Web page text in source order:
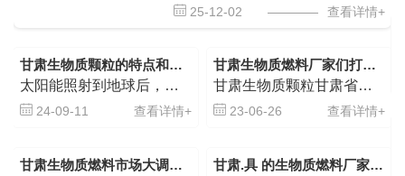
燃料这种能源的用户一般看中的都是
颗粒，杂木颗粒，松木颗粒，樟子松
颗粒，以及花生壳压块，这么多种类
的生物质燃料，该如何选择呢？下面
25-12-02 ———— 查看详情+
甘肃生物质颗粒的特点和优点介绍
太阳能照射到地球后，一部分转化为热能，一部分被植物吸收，转化为生物质能;由于转化为热能的太阳能能量密度很低，不容易收集，只有少量能被人类所利用，其他大部分存于大气和地球中的其他物质中;生物质通过光合作...
24-09-11 查看详情+
甘肃生物质燃料厂家们打造绿色环保产业
甘肃生物质颗粒甘肃省作为西北地区的重要经济区域，一直以来致力于打造绿色环保产业。在这个过程中，生物质燃料产业成为了一个备受关注的领域，不仅可以有效利用农村和城市的有机废弃物，还能够降低温室气体排放，减...
23-06-26 查看详情+
甘肃生物质燃料市场大调查，这些厂家.靠谱
甘肃.具 的生物质燃料厂家推荐